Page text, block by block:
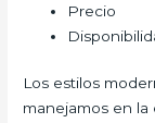
Precio
Los estilos
manejamos en la